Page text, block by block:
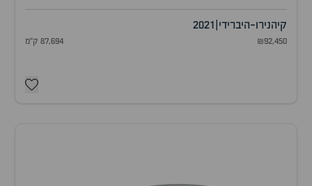
קיהנירו-היברידי 2021
₪92,450 87,694 ק"מ